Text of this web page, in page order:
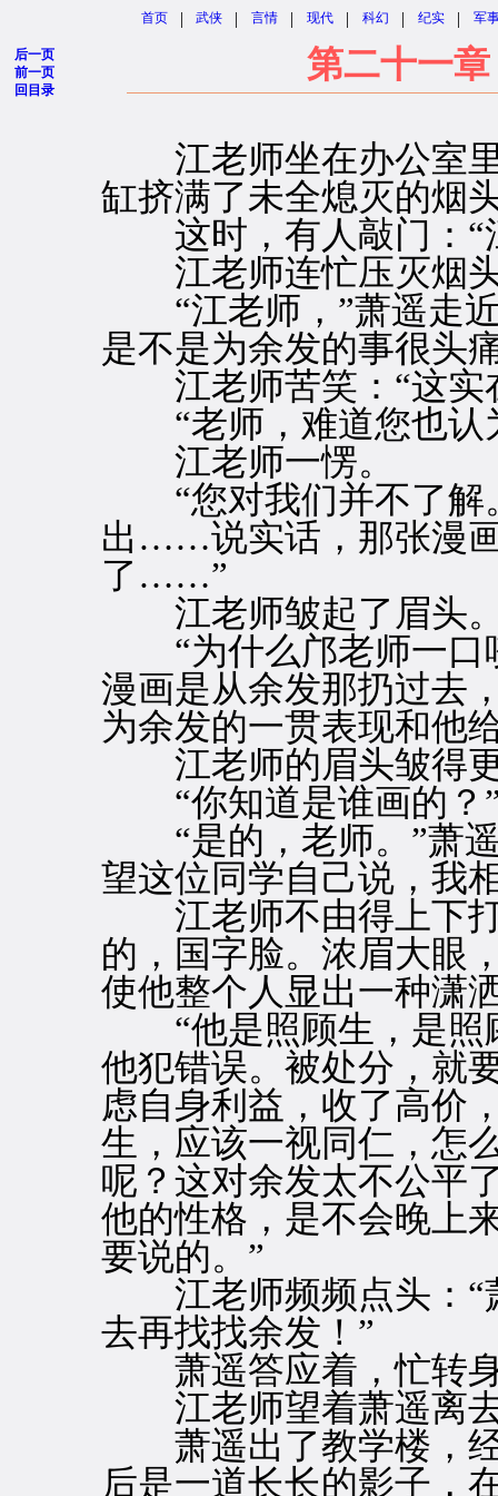
首页 | 武侠 | 言情 | 现代 | 科幻 | 纪实 | 军
后一页
前一页
回目录
第二十一
江老师坐在办公室里
缸挤满了未全熄灭的烟
这时，有人敲门：“
江老师连忙压灭烟头
“江老师，”萧遥走近
是不是为余发的事很头
江老师苦笑：“这实
“老师，难道您也认
江老师一愣。
“您对我们并不了解
出……说实话，那张漫
了……”
江老师皱起了眉头
“为什么邝老师一口
漫画是从余发那扔过去
为余发的一贯表现和他
江老师的眉头皱得
“你知道是谁画的？
“是的，老师。”萧遥
望这位同学自己说，我
江老师不由得上下打
的，国字脸。浓眉大眼
使他整个人显出一种潇
“他是照顾生，是照
他犯错误。被处分，就
虑自身利益，收了高价
生，应该一视同仁，怎
呢？这对余发太不公平
他的性格，是不会晚
要说的。”
江老师频频点头：“
去再找找余发！”
萧遥答应着，忙转
江老师望着萧遥离去
萧遥出了教学楼，经
后是一道长长的影子，